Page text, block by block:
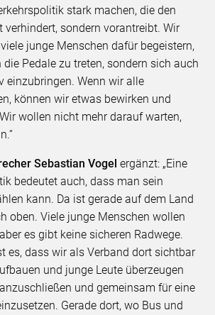
stark machen, die den
sondern vorantreibt. Wir
junge Menschen dafür begeistern,
Pedale zu treten, sondern sich auch
einzubringen. Wenn wir alle
können wir etwas bewirken und
wollen nicht mehr darauf warten,
Sebastian Vogel ergänzt: „Eine
bedeutet auch, dass man sein
kann. Da ist gerade auf dem Land
oben. Viele junge Menschen wollen
es gibt keine sicheren Radwege.
es, dass wir als Verband dort sichtbar
und junge Leute überzeugen
und gemeinsam für eine
Gerade dort, wo Bus und